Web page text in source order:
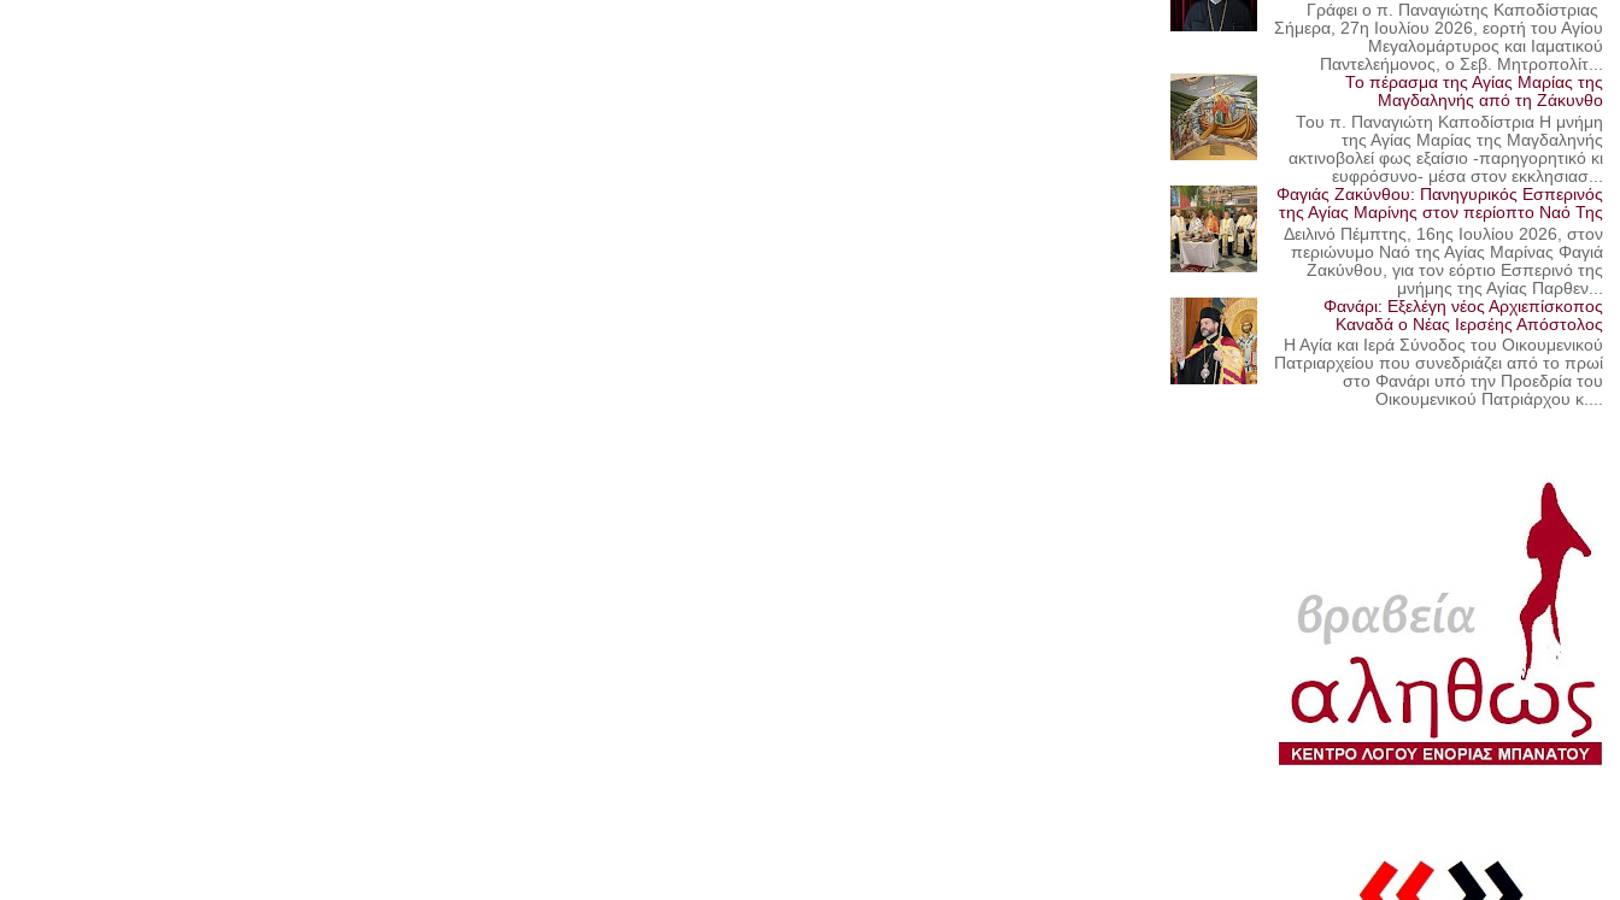
Γράφει ο π. Παναγιώτης Καποδίστριας
Σήμερα, 27η Ιουλίου 2026, εορτή του Αγίου
Μεγαλομάρτυρος και Ιαματικού
Παντελεήμονος, ο Σεβ. Μητροπολίτ...
Το πέρασμα της Αγίας Μαρίας της
Μαγδαληνής από τη Ζάκυνθο
Του π. Παναγιώτη Καποδίστρια Η μνήμη
της Αγίας Μαρίας της Μαγδαληνής
ακτινοβολεί φως εξαίσιο -παρηγορητικό κι
ευφρόσυνο- μέσα στον εκκλησιασ...
Φαγιάς Ζακύνθου: Πανηγυρικός Εσπερινός
της Αγίας Μαρίνης στον περίοπτο Ναό Της
Δειλινό Πέμπτης, 16ης Ιουλίου 2026, στον
περιώνυμο Ναό της Αγίας Μαρίνας Φαγιά
Ζακύνθου, για τον εόρτιο Εσπερινό της
μνήμης της Αγίας Παρθεν...
Φανάρι: Εξελέγη νέος Αρχιεπίσκοπος
Καναδά ο Νέας Ιερσέης Απόστολος
Η Αγία και Ιερά Σύνοδος του Οικουμενικού
Πατριαρχείου που συνεδριάζει από το πρωί
στο Φανάρι υπό την Προεδρία του
Οικουμενικού Πατριάρχου κ....